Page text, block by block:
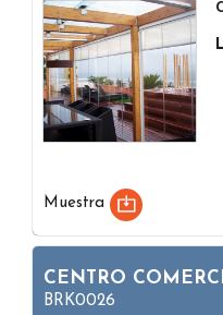
Muestra
CENTRO
BRK0026